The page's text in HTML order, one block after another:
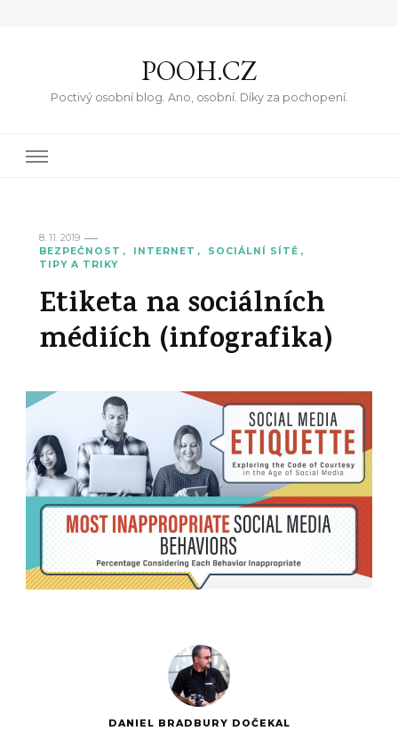
POOH.CZ
Poctivý osobní blog. Ano, osobní. Díky za pochopení.
8. 11. 2019
BEZPEČNOST
INTERNET
SOCIÁLNÍ SÍTĚ
TIPY A TRIKY
Etiketa na sociálních
médiích (infografika)
DANIEL BRADBURY DOČEKAL